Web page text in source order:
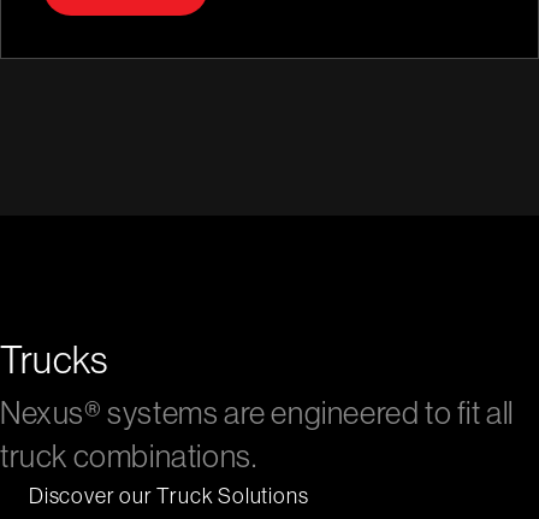
Trucks
Nexus® systems are engineered to fit all
truck combinations.
Discover our Truck Solutions